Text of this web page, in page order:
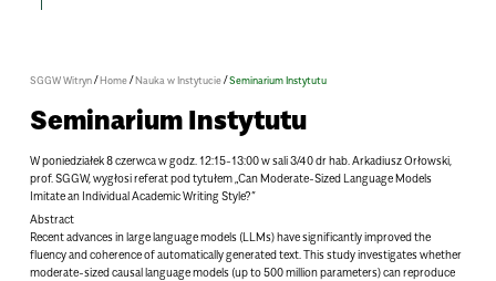
SGGW Witryn/Home/Nauka w Instytucie/Seminarium Instytutu
Seminarium Instytutu
W poniedziałek 8 czerwca w godz. 12:15-13:00 w sali 3/40 dr hab. Arkadiusz Orłowski,
prof. SGGW, wygłosi referat pod tytułem „Can Moderate-Sized Language Models
Imitate an Individual Academic Writing Style?”
Abstract
Recent advances in large language models (LLMs) have significantly improved the
fluency and coherence of automatically generated text. This study investigates whether
moderate-sized causal language models (up to 500 million parameters) can reproduce